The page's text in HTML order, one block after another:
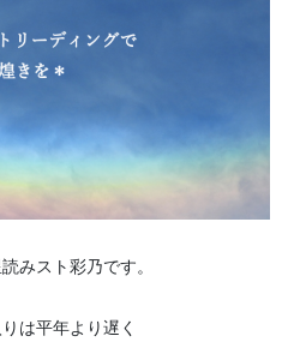
みスト彩乃です。
は平年より遅く